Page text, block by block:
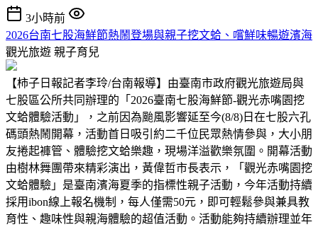
3小時前
2026台南七股海鮮節熱鬧登場與親子挖文蛤、嚐鮮味暢遊濱海
觀光旅遊 親子育兒
【柿子日報記者李玲/台南報導】由臺南市政府觀光旅遊局與
七股區公所共同辦理的「2026臺南七股海鮮節-觀光赤嘴園挖
文蛤體驗活動」，之前因為颱風影響延至今(8/8)日在七股六孔
碼頭熱鬧開幕，活動首日吸引約二千位民眾熱情參與，大小朋
友捲起褲管、體驗挖文蛤樂趣，現場洋溢歡樂氛圍。開幕活動
由樹林舞團帶來精彩演出，黃偉哲市長表示，「觀光赤嘴園挖
文蛤體驗」是臺南濱海夏季的指標性親子活動，今年活動持續
採用ibon線上報名機制，每人僅需50元，即可輕鬆參與兼具教
育性、趣味性與親海體驗的超值活動。活動能夠持續辦理並年